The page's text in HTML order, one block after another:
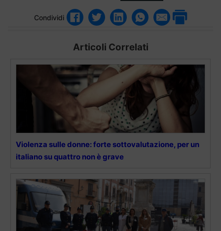
Condividi
Articoli Correlati
Violenza sulle donne: forte sottovalutazione, per un
italiano su quattro non è grave